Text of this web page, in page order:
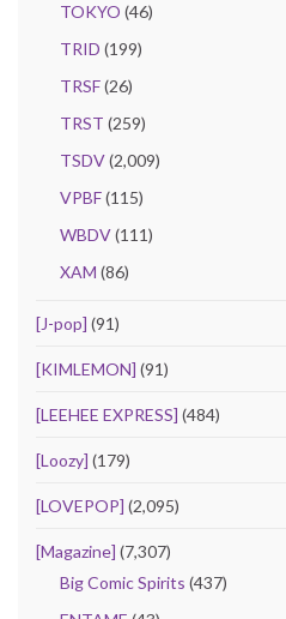
TOKYO (46)
TRID (199)
TRSF(26)
TRST (259)
TSDV(2,009)
VPBF(115)
WBDV(111)
XAM (86)
[J-pop] (91)
[KIMLEMON] (91)
[LEEHEE EXPRESS] (484)
[Loozy] (179)
[LOVEPOP] (2,095)
[Magazine] (7,307)
Big Comic Spirits (437)